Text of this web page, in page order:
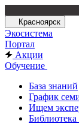
Красноярск
Экосистема
Портал
Акции
Обучение
База знаний
График
Ищем
Библиотека